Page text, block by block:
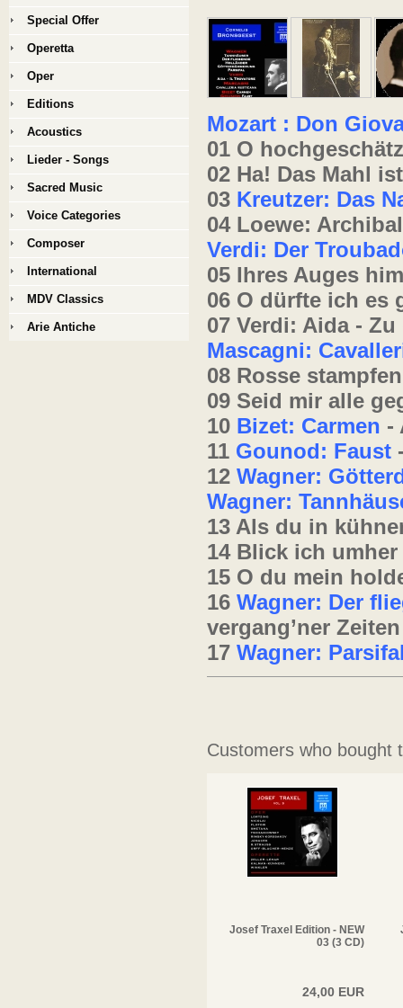
Mozart : Don
01 O
02 Ha! Das Mahl
03 Kreutzer: Das
04 Loewe:
Verdi: Der
05 Ihres Auges
06 O dürfte ich es
07 Verdi: Aida -
Mascagni:
08 Rosse stampfen
09 Seid mir alle
10 Bizet: Carmen -
11 Gounod: Faust
12 Wagner:
Wagner:
13 Als du in
14 Blick ich umher
15 O du mein
16 Wagner: Der
vergang’ner Zeiten
17 Wagner:
Customers who bought
Josef Traxel Edition - NEW
03 (3 CD)
24,00 EUR
Special Offer
Operetta
Oper
Editions
Acoustics
Lieder - Songs
Sacred Music
Voice Categories
Composer
International
MDV Classics
Arie Antiche